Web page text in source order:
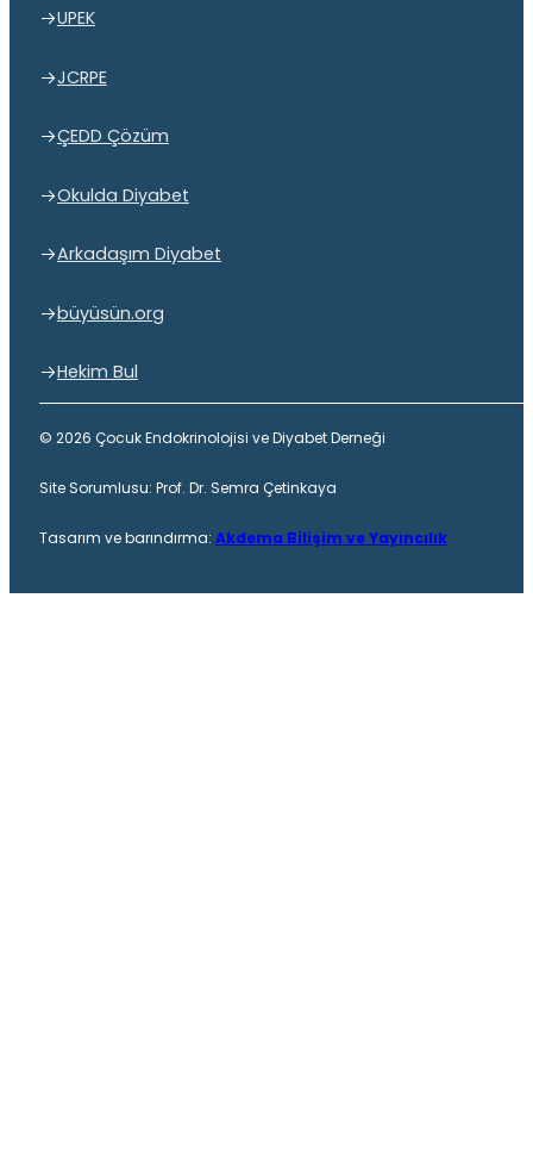
UPEK
JCRPE
ÇEDD Çözüm
Okulda Diyabet
Arkadaşım Diyabet
büyüsün.org
Hekim Bul
© 2026 Çocuk Endokrinolojisi ve Diyabet Derneği
Site Sorumlusu: Prof. Dr. Semra Çetinkaya
Tasarım ve barındırma: Akdema Bilişim ve Yayıncılık